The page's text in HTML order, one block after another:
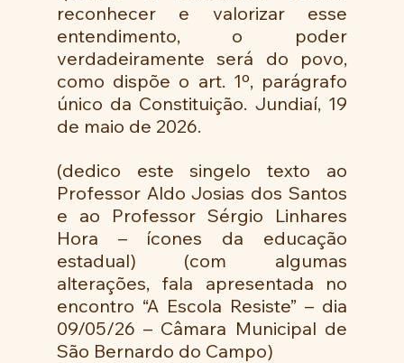
reconhecer e valorizar esse
entendimento, o poder
verdadeiramente será do povo,
como dispõe o art. 1º, parágrafo
único da Constituição. Jundiaí, 19
de maio de 2026.
(dedico este singelo texto ao
Professor Aldo Josias dos Santos
e ao Professor Sérgio Linhares
Hora – ícones da educação
estadual) (com algumas
alterações, fala apresentada no
encontro “A Escola Resiste” – dia
09/05/26 – Câmara Municipal de
São Bernardo do Campo)